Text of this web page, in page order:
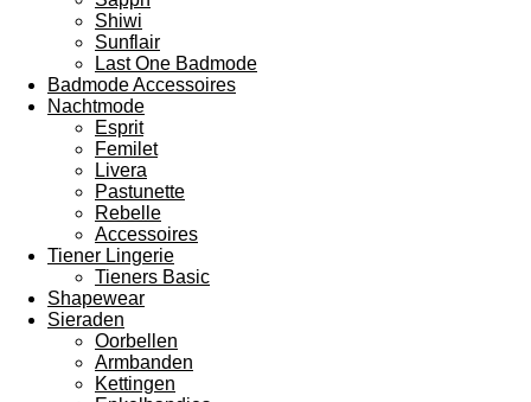
Shiwi
Sunflair
Last One Badmode
Badmode Accessoires
Nachtmode
Esprit
Femilet
Livera
Pastunette
Rebelle
Accessoires
Tiener Lingerie
Tieners Basic
Shapewear
Sieraden
Oorbellen
Armbanden
Kettingen